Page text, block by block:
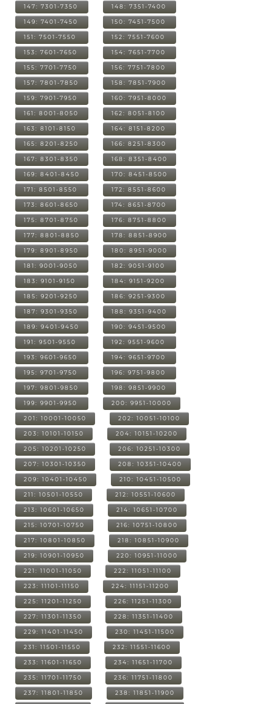
147: 7301-7350 148: 7351-7400
149: 7401-7450 150: 7451-7500
151: 7501-7550 152: 7551-7600
153: 7601-7650 154: 7651-7700
155: 7701-7750 156: 7751-7800
157: 7801-7850 158: 7851-7900
159: 7901-7950 160: 7951-8000
161: 8001-8050 162: 8051-8100
163: 8101-8150 164: 8151-8200
165: 8201-8250 166: 8251-8300
167: 8301-8350 168: 8351-8400
169: 8401-8450 170: 8451-8500
171: 8501-8550 172: 8551-8600
173: 8601-8650 174: 8651-8700
175: 8701-8750 176: 8751-8800
177: 8801-8850 178: 8851-8900
179: 8901-8950 180: 8951-9000
181: 9001-9050 182: 9051-9100
183: 9101-9150 184: 9151-9200
185: 9201-9250 186: 9251-9300
187: 9301-9350 188: 9351-9400
189: 9401-9450 190: 9451-9500
191: 9501-9550 192: 9551-9600
193: 9601-9650 194: 9651-9700
195: 9701-9750 196: 9751-9800
197: 9801-9850 198: 9851-9900
199: 9901-9950 200: 9951-10000
201: 10001-10050 202: 10051-10100
203: 10101-10150 204: 10151-10200
205: 10201-10250 206: 10251-10300
207: 10301-10350 208: 10351-10400
209: 10401-10450 210: 10451-10500
211: 10501-10550 212: 10551-10600
213: 10601-10650 214: 10651-10700
215: 10701-10750 216: 10751-10800
217: 10801-10850 218: 10851-10900
219: 10901-10950 220: 10951-11000
221: 11001-11050 222: 11051-11100
223: 11101-11150 224: 11151-11200
225: 11201-11250 226: 11251-11300
227: 11301-11350 228: 11351-11400
229: 11401-11450 230: 11451-11500
231: 11501-11550 232: 11551-11600
233: 11601-11650 234: 11651-11700
235: 11701-11750 236: 11751-11800
237: 11801-11850 238: 11851-11900